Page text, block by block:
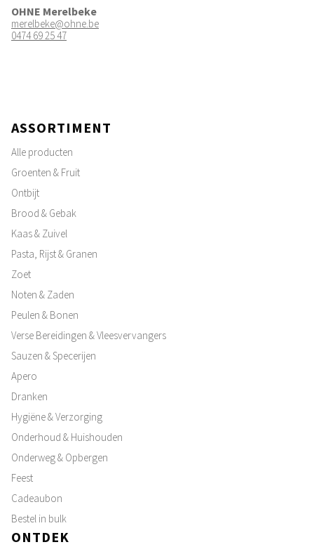
OHNE Merelbeke
merelbeke@ohne.be
0474 69 25 47
ASSORTIMENT
Alle producten
Groenten & Fruit
Ontbijt
Brood & Gebak
Kaas & Zuivel
Pasta, Rijst & Granen
Zoet
Noten & Zaden
Peulen & Bonen
Verse Bereidingen & Vleesvervangers
Sauzen & Specerijen
Apero
Dranken
Hygiëne & Verzorging
Onderhoud & Huishouden
Onderweg & Opbergen
Feest
Cadeaubon
Bestel in bulk
ONTDEK